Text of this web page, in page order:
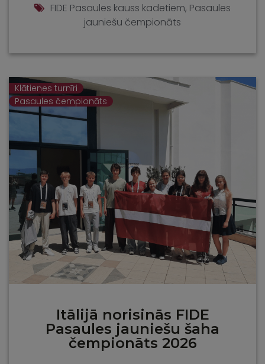
FIDE Pasaules kauss kadetiem, Pasaules
jauniešu čempionāts
Klātienes turnīri
Pasaules čempionāts
Itālijā norisinās FIDE
Pasaules jauniešu šaha
čempionāts 2026